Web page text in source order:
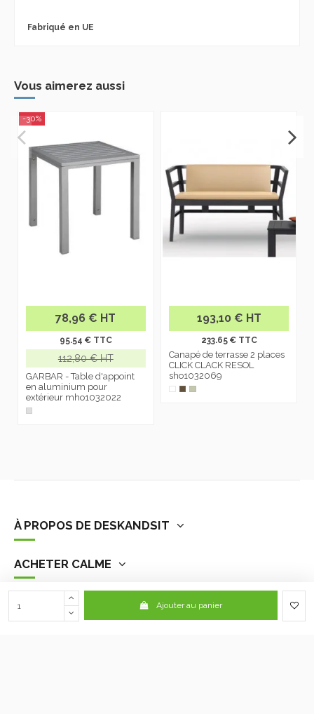
Ajouter au panier
Fabriqué en UE
Vous aimerez aussi
-30%
78,96 € HT
95.54 € TTC
112,80 € HT
GARBAR - Table d'appoint
en aluminium pour
extérieur mho1032022
193,10 € HT
233.65 € TTC
Canapé de terrasse 2 places
CLICK CLACK RESOL
sho1032069
À PROPOS DE DESKANDSIT
ACHETER CALME
NOUS CONTACTER